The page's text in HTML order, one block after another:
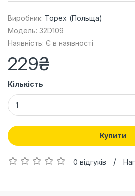
Виробник: Topex (Польща)
Модель: 32D109
Наявність: Є в наявності
229₴
Кількість
Купити
0 відгуків /